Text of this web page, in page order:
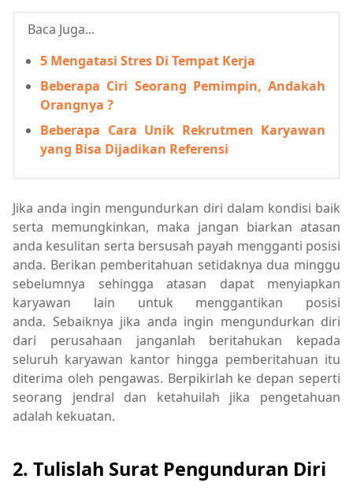
Baca Juga...
5 Mengatasi Stres Di Tempat Kerja
Beberapa Ciri Seorang Pemimpin, Andakah
Orangnya ?
Beberapa Cara Unik Rekrutmen Karyawan
yang Bisa Dijadikan Referensi
Jika anda ingin mengundurkan diri dalam kondisi baik
serta memungkinkan, maka jangan biarkan atasan
anda kesulitan serta bersusah payah mengganti posisi
anda. Berikan pemberitahuan setidaknya dua minggu
sebelumnya sehingga atasan dapat menyiapkan
karyawan lain untuk menggantikan posisi
anda. Sebaiknya jika anda ingin mengundurkan diri
dari perusahaan janganlah beritahukan kepada
seluruh karyawan kantor hingga pemberitahuan itu
diterima oleh pengawas. Berpikirlah ke depan seperti
seorang jendral dan ketahuilah jika pengetahuan
adalah kekuatan.
2. Tulislah Surat Pengunduran Diri